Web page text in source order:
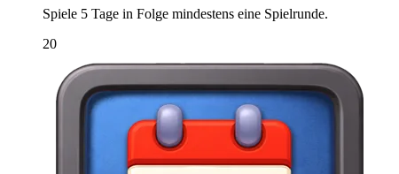
Spiele 5 Tage in Folge mindestens eine Spielrunde.
20